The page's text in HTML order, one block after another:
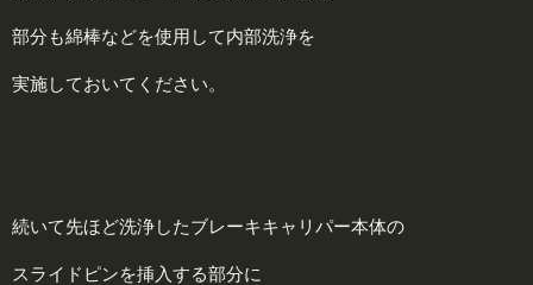
部分も綿棒などを使用して内部洗浄を
実施しておいてください。
続いて先ほど洗浄したブレーキキャリパー本体の
スライドピンを挿入する部分に